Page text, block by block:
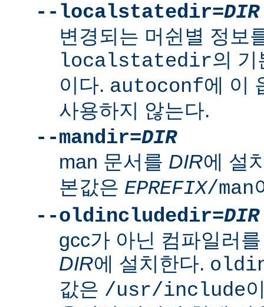
--localstatedir=DIR
변경되는 머쉰별 정보
localstatedir의
이다. autoconf에 이
사용하지 않는다.
--mandir=DIR
man 문서를 DIR에 설
본값은 EPREFIX/man
--oldincludedir=DIR
gcc가 아닌 컴파일러
DIR에 설치한다.
값은 /usr/include